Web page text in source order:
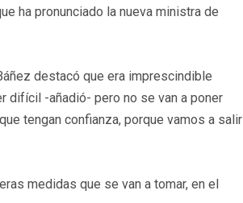
ha pronunciado la nueva ministra de
destacó que era imprescindible
difícil -añadió- pero no se van a poner
tengan confianza, porque vamos a salir
medidas que se van a tomar, en el